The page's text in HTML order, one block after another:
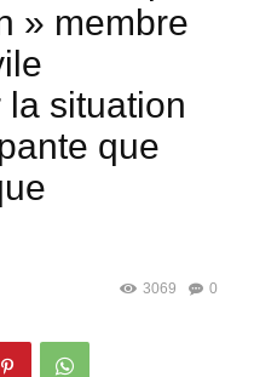
» membre
situation
que
0
3069